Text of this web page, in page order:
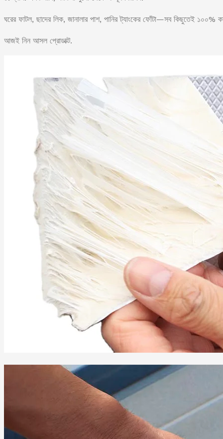
ঘরের ফাটল, ছাদের লিক, জানালার পাশ, পানির ট্যাংকের ফোঁটা—সব কিছুতেই ১০০%
আজই নিন আসল প্রোডাক্ট.